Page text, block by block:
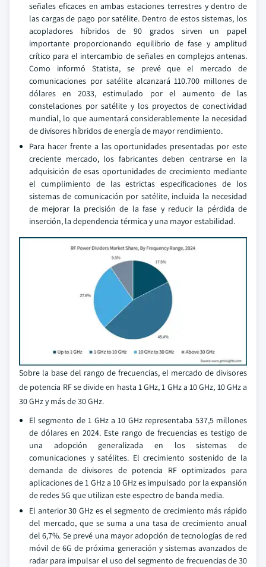
señales eficaces en ambas estaciones terrestres y dentro de
las cargas de pago por satélite. Dentro de estos sistemas, los
acopladores híbridos de 90 grados sirven un papel
importante proporcionando equilibrio de fase y amplitud
crítico para el intercambio de señales en complejos antenas.
Como informó Statista, se prevé que el mercado de
comunicaciones por satélite alcanzará 110.700 millones de
dólares en 2033, estimulado por el aumento de las
constelaciones por satélite y los proyectos de conectividad
mundial, lo que aumentará considerablemente la necesidad
de divisores híbridos de energía de mayor rendimiento.
Para hacer frente a las oportunidades presentadas por este
creciente mercado, los fabricantes deben centrarse en la
adquisición de esas oportunidades de crecimiento mediante
el cumplimiento de las estrictas especificaciones de los
sistemas de comunicación por satélite, incluida la necesidad
de mejorar la precisión de la fase y reducir la pérdida de
inserción, la dependencia térmica y una mayor estabilidad.
Sobre la base del rango de frecuencias, el mercado de divisores
de potencia RF se divide en hasta 1 GHz, 1 GHz a 10 GHz, 10 GHz a
30 GHz y más de 30 GHz.
El segmento de 1 GHz a 10 GHz representaba 537,5 millones
de dólares en 2024. Este rango de frecuencias es testigo de
una adopción generalizada en los sistemas de
comunicaciones y satélites. El crecimiento sostenido de la
demanda de divisores de potencia RF optimizados para
aplicaciones de 1 GHz a 10 GHz es impulsado por la expansión
de redes 5G que utilizan este espectro de banda media.
El anterior 30 GHz es el segmento de crecimiento más rápido
del mercado, que se suma a una tasa de crecimiento anual
del 6,7%. Se prevé una mayor adopción de tecnologías de red
móvil de 6G de próxima generación y sistemas avanzados de
radar para impulsar el uso del segmento de frecuencias de 30